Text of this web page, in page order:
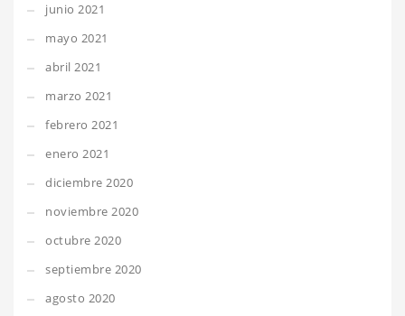
junio 2021
mayo 2021
abril 2021
marzo 2021
febrero 2021
enero 2021
diciembre 2020
noviembre 2020
octubre 2020
septiembre 2020
agosto 2020